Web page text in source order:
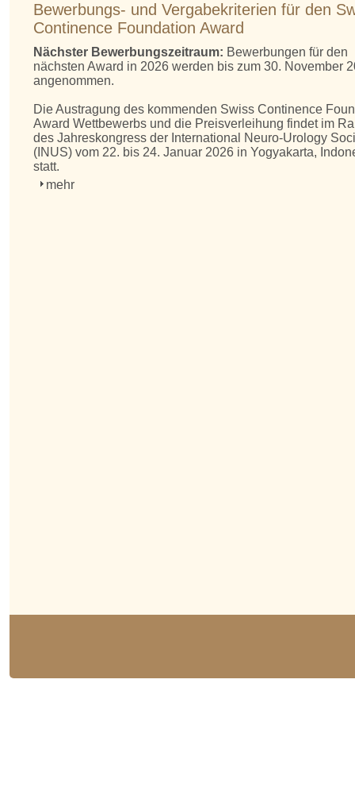
Bewerbungs- und Vergabekriterien für den
Continence Foundation Award
Nächster Bewerbungszeitraum: Bewerbungen für den
nächsten Award in 2026 werden bis zum 30. November
angenommen.
Die Austragung des kommenden Swiss Continence
Award Wettbewerbs und die Preisverleihung findet im
des Jahreskongress der International Neuro-Urology
(INUS) vom 22. bis 24. Januar 2026 in Yogyakarta,
statt.
mehr